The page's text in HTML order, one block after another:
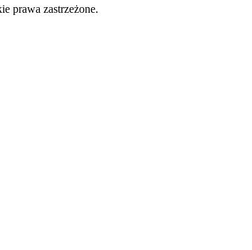
prawa zastrzeżone.